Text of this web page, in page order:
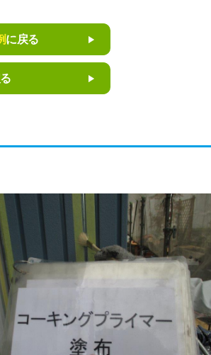
に戻る